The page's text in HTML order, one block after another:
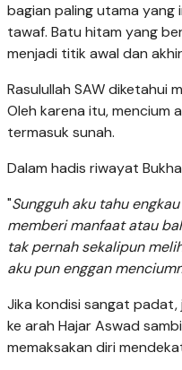
bagian paling utama yang
tawaf. Batu hitam yang
menjadi titik awal dan
Rasulullah SAW diketahui
Oleh karena itu, mencium
termasuk sunah.
Dalam hadis riwayat
"Sungguh aku tahu
memberi manfaat atau
tak pernah sekalipun
aku pun enggan
Jika kondisi sangat
ke arah Hajar Aswad
memaksakan diri